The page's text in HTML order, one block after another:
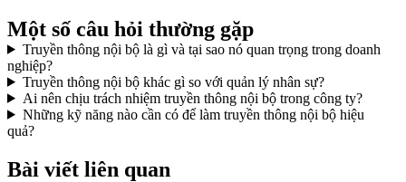
Một số câu hỏi thường gặp
Truyền thông nội bộ là gì và tại sao nó quan trọng trong doanh
nghiệp?
Truyền thông nội bộ khác gì so với quản lý nhân sự?
Ai nên chịu trách nhiệm truyền thông nội bộ trong công ty?
Những kỹ năng nào cần có để làm truyền thông nội bộ hiệu
quả?
Bài viết liên quan